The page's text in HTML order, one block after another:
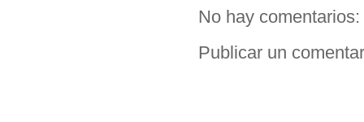
No hay comentarios:
Publicar un